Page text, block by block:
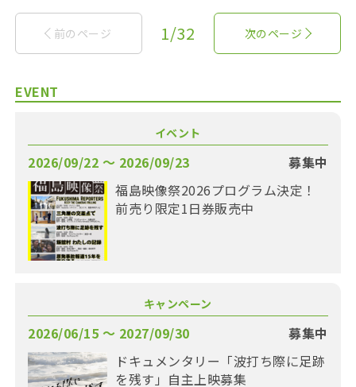
前のページ 1/32 次のページ
EVENT
イベント
2026/09/22 〜 2026/09/23
募集中
福島映像祭2026プログラム決定！
前売り限定1日券販売中
キャンペーン
2026/06/15 〜 2027/09/30
募集中
ドキュメンタリー「波打ち際に足跡
を残す」自主上映募集